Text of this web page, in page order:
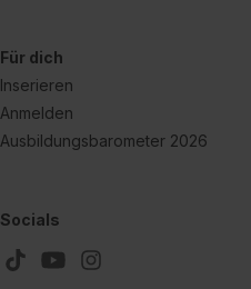
Datenschutzerklärung
Für dich
Inserieren
Anmelden
Ausbildungsbarometer 2026
Socials